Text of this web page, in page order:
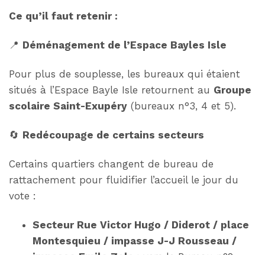
Ce qu’il faut retenir :
📍 Déménagement de l’Espace Bayles Isle
Pour plus de souplesse, les bureaux qui étaient
situés à l’Espace Bayle Isle retournent au Groupe
scolaire Saint-Exupéry (bureaux n°3, 4 et 5).
🔄 Redécoupage de certains secteurs
Certains quartiers changent de bureau de
rattachement pour fluidifier l’accueil le jour du
vote :
Secteur Rue Victor Hugo / Diderot / place
Montesquieu / impasse J-J Rousseau /